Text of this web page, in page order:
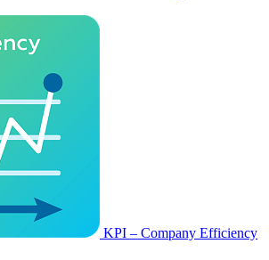
KPI – Company Efficiency